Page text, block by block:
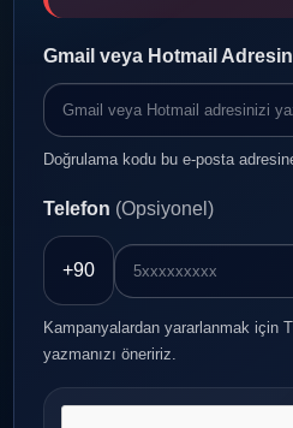
Gmail veya Hotmail
Doğrulama kodu bu e-posta
Telefon (Opsiyonel)
+90
Kampanyalardan yararlanmak için
yazmanızı öneririz.